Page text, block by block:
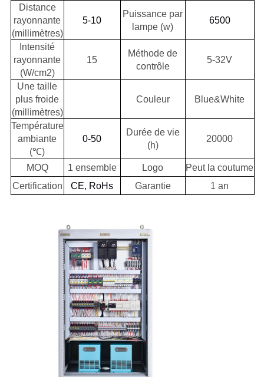
Distance
rayonnante
(millimètres)
5-10
Puissance par
lampe (w)
6500
Intensité
rayonnante
(W/cm2)
15
Méthode de
contrôle
5-32V
Une taille
plus froide
(millimètres)
Couleur Blue&White
Température
ambiante
(℃)
0-50
Durée de vie
(h)
20000
MOQ 1 ensemble Logo
Peut la coutume
Certification
CE, RoHs Garantie 1 an